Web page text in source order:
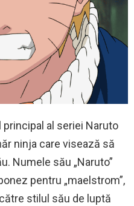
al seriei Naruto
ninja care visează să
Numele său „Naruto”
pentru „maelstrom”,
stilul său de luptă